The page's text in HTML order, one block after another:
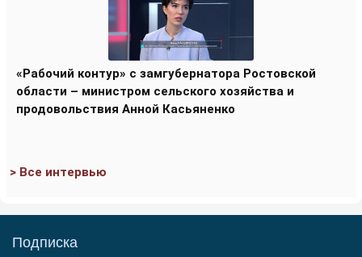
«Рабочий контур» с замгубернатора Ростовской
области – министром сельского хозяйства и
продовольствия Анной Касьяненко
> Все интервью
Подписка